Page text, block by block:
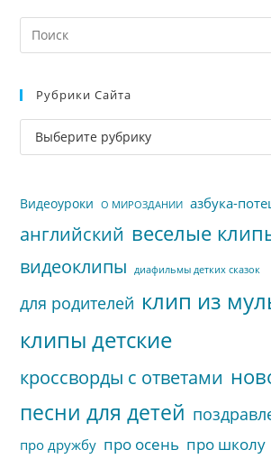
Рубрики Сайта
Рубрики
сайта
Видеоуроки О МИРОЗДАНИИ азбука-
английский веселые
видеоклипы диафильмы детких сказок
для родителей клип из
клипы детские
кроссворды с ответами
песни для детей
про дружбу про осень про школу